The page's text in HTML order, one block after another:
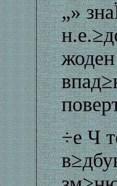
„»
÷е Ч